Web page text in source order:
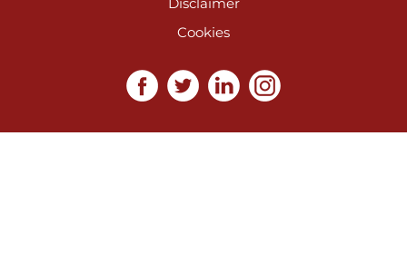
Cookies